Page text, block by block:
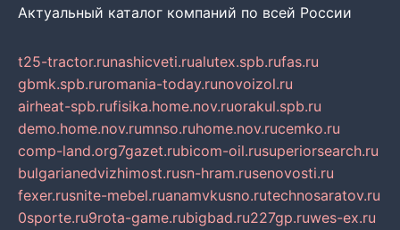
Актуальный каталог компаний по всей России
t25-tractor.runashicveti.rualutex.spb.rufas.ru
gbmk.spb.ruromania-today.runovoizol.ru
airheat-spb.rufisika.home.nov.ruorakul.spb.ru
demo.home.nov.rumnso.ruhome.nov.rucemko.ru
comp-land.org7gazet.rubicom-oil.rusuperiorsearch.ru
bulgarianedvizhimost.rusn-hram.rusenovosti.ru
fexer.rusnite-mebel.ruanamvkusno.rutechnosaratov.ru
0sporte.ru9rota-game.rubigbad.ru227gp.ruwes-ex.ru